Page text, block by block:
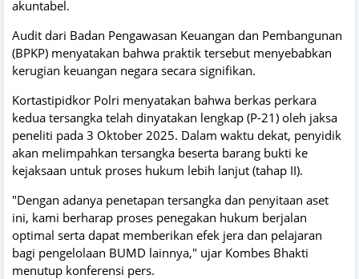
akuntabel.
Audit dari Badan Pengawasan Keuangan dan Pembangunan
(BPKP) menyatakan bahwa praktik tersebut menyebabkan
kerugian keuangan negara secara signifikan.
Kortastipidkor Polri menyatakan bahwa berkas perkara
kedua tersangka telah dinyatakan lengkap (P-21) oleh jaksa
peneliti pada 3 Oktober 2025. Dalam waktu dekat, penyidik
akan melimpahkan tersangka beserta barang bukti ke
kejaksaan untuk proses hukum lebih lanjut (tahap II).
"Dengan adanya penetapan tersangka dan penyitaan aset
ini, kami berharap proses penegakan hukum berjalan
optimal serta dapat memberikan efek jera dan pelajaran
bagi pengelolaan BUMD lainnya," ujar Kombes Bhakti
menutup konferensi pers.